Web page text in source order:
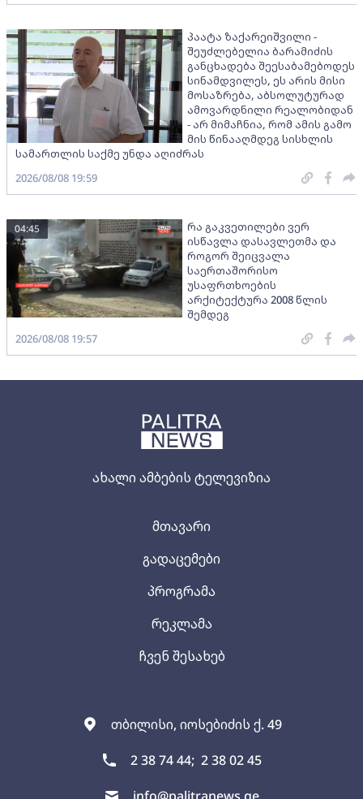
ახალი ამბების ტელევიზია
თბილისი, იოსებიძის ქ. 49
2 38 74 44; 2 38 02 45
მთავარი
გადაცემები
პროგრამა
რეკლამა
ჩვენ შესახებ
პაატა ზაქარეიშვილი -
შეუძლებელია ბარამიძის
განცხადება შეესაბამებოდეს
სინამდვილეს, ეს არის მისი
მოსაზრება, აბსოლუტურად
ამოვარდნილი რეალობიდან
- არ მიმაჩნია, რომ ამის გამო
მის წინააღმდეგ სისხლის
სამართლის საქმე უნდა აღიძრას
2026/08/08 19:59
რა გაკვეთილები ვერ
ისწავლა დასავლეთმა და
როგორ შეიცვალა
საერთაშორისო
უსაფრთხოების
არქიტექტურა 2008 წლის
შემდეგ
04:45
2026/08/08 19:57